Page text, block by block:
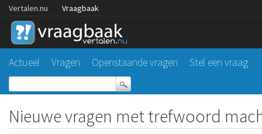
Vertalen.nu Vraagbaak
Actueel Vragen Openstaande vragen Stel een vraag
Nieuwe vragen met trefwoord